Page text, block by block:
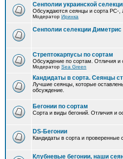
Сенполии украинской
Обсуждаются сеянцы и сорта РС-,
Модератор Иринка
Сенполии селекции Диметрис
Стрептокарпусы по сортам
Обсуждение по сортам. Отличия и
Модератор Sea Green
Кандидаты в сорта. Сеянцы
Лучшие сеянцы, которые
обсуждение.
Бегонии по сортам
Сорта и виды бегоний. Отличия и
DS-Бегонии
Кандидаты в сорта и проверенные
Клубневые бегонии, наши